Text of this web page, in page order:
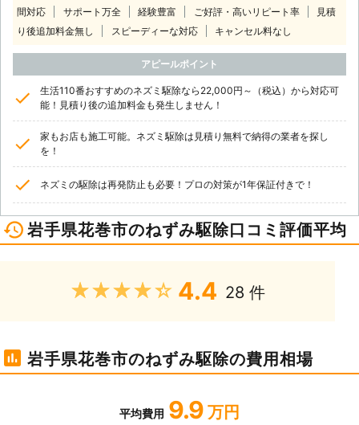
間対応 サポート万全 経験豊富 ご好評・高いリピート率
見積
り後追加料金無し
スピーディーな対応 キャンセル料なし
アピールポイント
生活110番おすすめのネズミ駆除なら22,000円～（税込）から対応可
能！見積り後の追加料金も発生しません！
家もお店も施工可能。ネズミ駆除は見積り無料で納得の業者を探し
を！
ネズミの駆除は再発防止も必要！プロの対策が1年保証付きで！
岩手県花巻市のねずみ駆除口コミ評価平均
★★★★★ 4.4 28 件
岩手県花巻市のねずみ駆除の費用相場
平均費用 9.9 万円